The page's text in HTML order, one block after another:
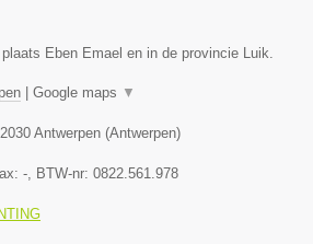
Eben Emael en in de provincie Luik.
| Google maps ▼
2030 Antwerpen (Antwerpen)
- , BTW-nr: 0822.561.978